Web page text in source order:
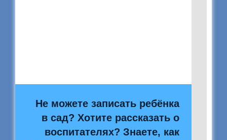
Не можете записать ребёнка
в сад? Хотите рассказать о
воспитателях? Знаете, как